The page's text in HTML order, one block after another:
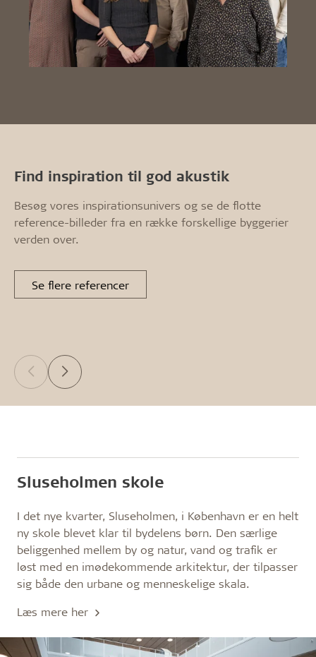
Find inspiration til god akustik
Besøg vores inspirationsunivers og se de flotte
reference-billeder fra en række forskellige byggerier
verden over.
Se flere referencer
Sluseholmen skole
I det nye kvarter, Sluseholmen, i København er en helt
ny skole blevet klar til bydelens børn. Den særlige
beliggenhed mellem by og natur, vand og trafik er
løst med en imødekommende arkitektur, der tilpasser
sig både den urbane og menneskelige skala.
Læs mere her